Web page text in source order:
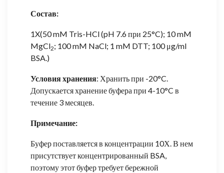
Состав:
1X(50 mM Tris-HCl (pH 7.6 при 25°C); 10 mM
MgCl2; 100 mM NaCl; 1 mM DTT; 100 μg/ml
BSA.)
Условия хранения: Хранить при -20°C.
Допускается хранение буфера при 4-10°C в
течение 3 месяцев.
Примечание:
Буфер поставляется в концентрации 10Х. В нем
присутствует концентрированный BSA,
поэтому этот буфер требует бережной